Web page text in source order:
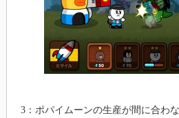
3：ポパイムーンの生産が間に合わ